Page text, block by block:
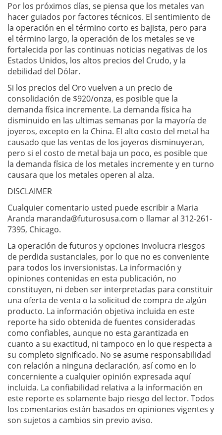
Por los próximos días, se piensa que los metales van
hacer guiados por factores técnicos. El sentimiento de
la operación en el término corto es bajista, pero para
el término largo, la operación de los metales se ve
fortalecida por las continuas noticias negativas de los
Estados Unidos, los altos precios del Crudo, y la
debilidad del Dólar.
Si los precios del Oro vuelven a un precio de
consolidación de $920/onza, es posible que la
demanda física incremente. La demanda física ha
disminuido en las ultimas semanas por la mayoría de
joyeros, excepto en la China. El alto costo del metal ha
causado que las ventas de los joyeros disminuyeran,
pero si el costo de metal baja un poco, es posible que
la demanda física de los metales incremente y en turno
causara que los metales operen al alza.
DISCLAIMER
Cualquier comentario usted puede escribir a Maria
Aranda maranda@futurosusa.com o llamar al 312-261-
7395, Chicago.
La operación de futuros y opciones involucra riesgos
de perdida sustanciales, por lo que no es conveniente
para todos los inversionistas. La información y
opiniones contenidas en esta publicación, no
constituyen, ni deben ser interpretadas para constituir
una oferta de venta o la solicitud de compra de algún
producto. La información objetiva incluida en este
reporte ha sido obtenida de fuentes consideradas
como confiables, aunque no esta garantizada en
cuanto a su exactitud, ni tampoco en lo que respecta a
su completo significado. No se asume responsabilidad
con relación a ninguna declaración, así como en lo
concerniente a cualquier opinión expresada aquí
incluida. La confiabilidad relativa a la información en
este reporte es solamente bajo riesgo del lector. Todos
los comentarios están basados en opiniones vigentes y
son sujetos a cambios sin previo aviso.